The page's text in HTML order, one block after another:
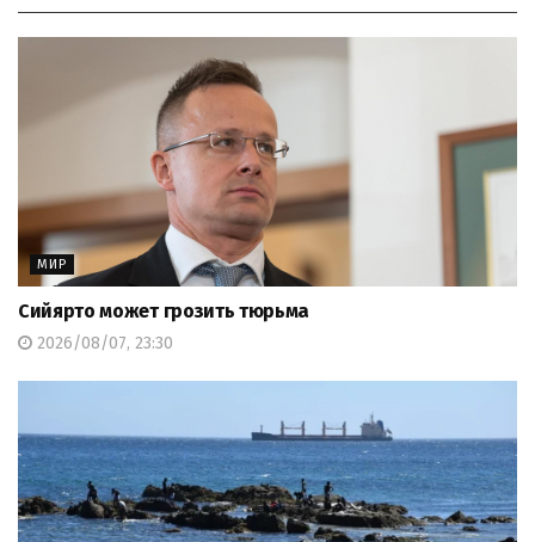
МИР
Сийярто может грозить тюрьма
2026/08/07, 23:30